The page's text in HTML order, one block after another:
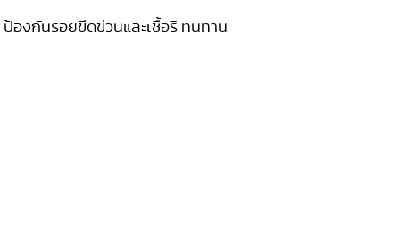
ป้องกันรอยขีดข่วนและเชื้อร ิ ทนทาน